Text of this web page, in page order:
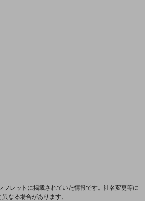
レットに掲載されていた情報です。社名変更等に
異なる場合があります。